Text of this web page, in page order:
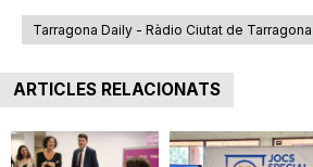
Tarragona Daily - Ràdio Ciutat de Tarragona
ARTICLES RELACIONATS